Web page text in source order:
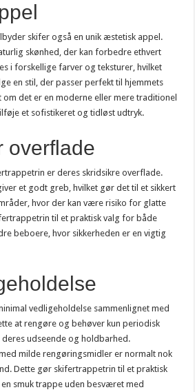
skifer også en unik æstetisk appel.
skønhed, der kan forbedre ethvert
i forskellige farver og teksturer, hvilket
en stil, der passer perfekt til hjemmets
det er en moderne eller mere traditionel
et sofistikeret og tidløst udtryk.
overflade
er deres skridsikre overflade.
et godt greb, hvilket gør det til et sikkert
hvor der kan være risiko for glatte
til et praktisk valg for både
beboere, hvor sikkerheden er en vigtig
vedligeholdelse sammenlignet med
at rengøre og behøver kun periodisk
udseende og holdbarhed.
milde rengøringsmidler er normalt nok
Dette gør skifertrappetrin til et praktisk
smuk trappe uden besværet med